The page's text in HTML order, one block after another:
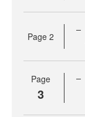
Page 2
Page
3